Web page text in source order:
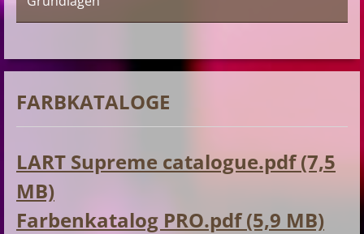
FARBKATALOGE
LART Supreme catalogue.pdf (7,5
MB)
Farbenkatalog PRO.pdf (5,9 MB)